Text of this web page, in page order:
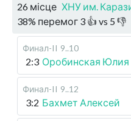
26 місце ХНУ им.
38% перемог 3 👍 vs 5 👎
Финал-II 9..10
2:3 Оробинская Юлия
Финал-II 9..12
3:2 Бахмет Алексей